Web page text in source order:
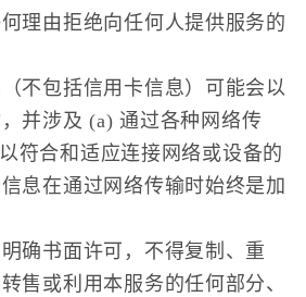
理由拒绝向任何人提供服务的
不包括信用卡信息）可能会以
并涉及 (a) 通过各种网络传
符合和适应连接网络或设备的
息在通过网络传输时始终是加
确书面许可，不得复制、重
售或利用本服务的任何部分、